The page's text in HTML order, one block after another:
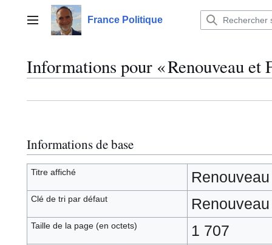
contenuMenu principalFrance Politique
Informations pour « Renouveau et
Informations de base
Titre affiché
Clé de tri par défaut
Taille de la page (en octets) 1 707